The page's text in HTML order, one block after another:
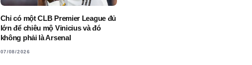
Chỉ có một CLB Premier League đủ
lớn để chiêu mộ Vinicius và đó
không phải là Arsenal
07/08/2026